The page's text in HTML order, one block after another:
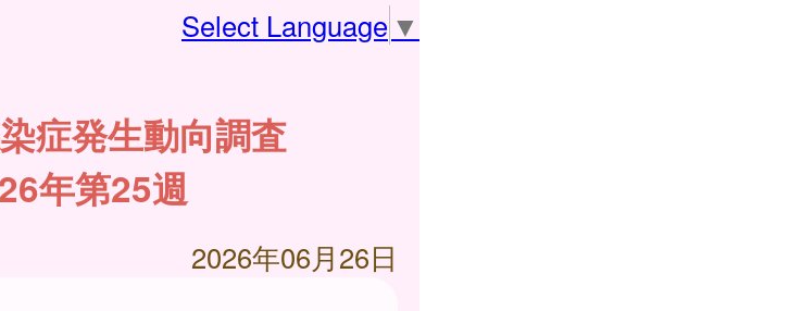
Select Language ▼
症発生動向調査
年第25週
2026年06月26日